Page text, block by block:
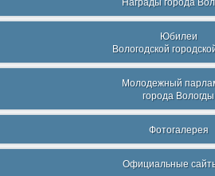
Награды города
Юбилеи
Вологодской
Молодежный
города Вологды
Фотогалерея
Официальные